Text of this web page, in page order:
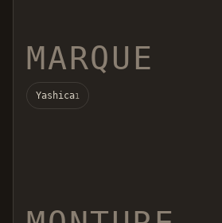
MARQUE
Yashica1